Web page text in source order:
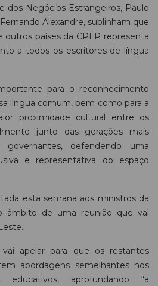
dos Negócios Estrangeiros, Paulo
Alexandre, sublinham que
outros países da CPLP representa
a todos os escritores de língua
para o reconhecimento
língua comum, bem como para a
proximidade cultural entre os
junto das gerações mais
governantes, defendendo uma
e representativa do espaço
esta semana aos ministros da
âmbito de uma reunião que vai
apelar para que os restantes
abordagens semelhantes nos
educativos, aprofundando “a